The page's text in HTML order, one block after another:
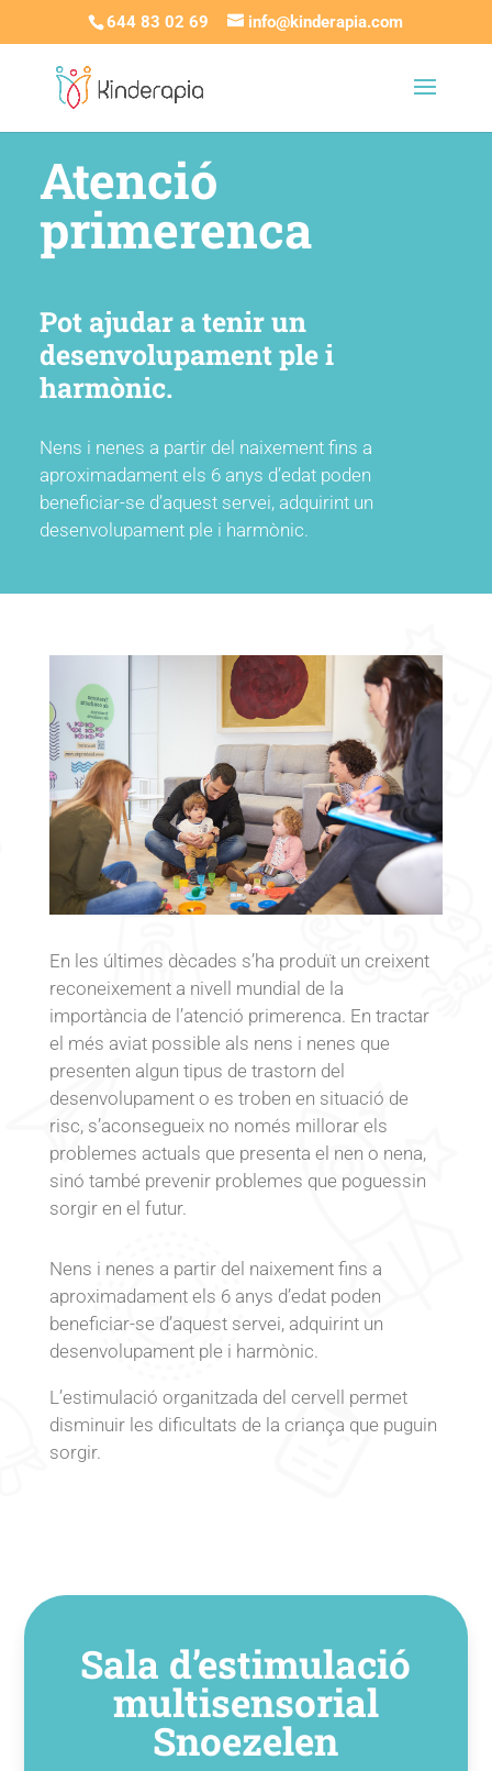
644 83 02 69 info@kinderapia.com
Atenció
primerenca
Pot ajudar a tenir un
desenvolupament ple i
harmònic.
Nens i nenes a partir del naixement fins a
aproximadament els 6 anys d’edat poden
beneficiar-se d’aquest servei, adquirint un
desenvolupament ple i harmònic.
En les últimes dècades s’ha produït un creixent
reconeixement a nivell mundial de la
importància de l’atenció primerenca. En tractar
el més aviat possible als nens i nenes que
presenten algun tipus de trastorn del
desenvolupament o es troben en situació de
risc, s’aconsegueix no només millorar els
problemes actuals que presenta el nen o nena,
sinó també prevenir problemes que poguessin
sorgir en el futur.
Nens i nenes a partir del naixement fins a
aproximadament els 6 anys d’edat poden
beneficiar-se d’aquest servei, adquirint un
desenvolupament ple i harmònic.
L’estimulació organitzada del cervell permet
disminuir les dificultats de la criança que puguin
sorgir.
Sala d’estimulació
multisensorial
Snoezelen